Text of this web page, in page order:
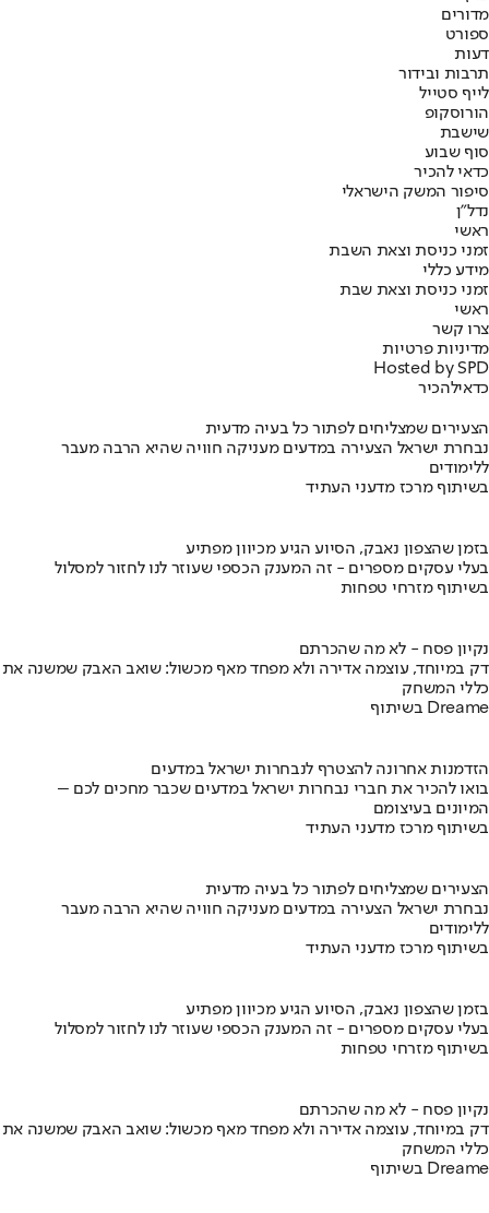
מדורים
ספורט
דעות
תרבות ובידור
לייף סטייל
הורוסקופ
שישבת
סוף שבוע
כדאי להכיר
סיפור המשק הישראלי
נדל"ן
ראשי
זמני כניסת וצאת השבת
מידע כללי
זמני כניסת וצאת שבת
ראשי
צרו קשר
מדיניות פרטיות
Hosted by SPD
כדאילהכיר
הצעירים שמצליחים לפתור כל בעיה מדעית
נבחרת ישראל הצעירה במדעים מעניקה חוויה שהיא הרבה מעבר
ללימודים
בשיתוף מרכז מדעני העתיד
בזמן שהצפון נאבק, הסיוע הגיע מכיוון מפתיע
בעלי עסקים מספרים - זה המענק הכספי שעוזר לנו לחזור למסלול
בשיתוף מזרחי טפחות
נקיון פסח - לא מה שהכרתם
דק במיוחד, עוצמה אדירה ולא מפחד מאף מכשול: שואב האבק שמשנה את
כללי המשחק
בשיתוף Dreame
הזדמנות אחרונה להצטרף לנבחרות ישראל במדעים
בואו להכיר את חברי נבחרות ישראל במדעים שכבר מחכים לכם –
המיונים בעיצומם
בשיתוף מרכז מדעני העתיד
הצעירים שמצליחים לפתור כל בעיה מדעית
נבחרת ישראל הצעירה במדעים מעניקה חוויה שהיא הרבה מעבר
ללימודים
בשיתוף מרכז מדעני העתיד
בזמן שהצפון נאבק, הסיוע הגיע מכיוון מפתיע
בעלי עסקים מספרים - זה המענק הכספי שעוזר לנו לחזור למסלול
בשיתוף מזרחי טפחות
נקיון פסח - לא מה שהכרתם
דק במיוחד, עוצמה אדירה ולא מפחד מאף מכשול: שואב האבק שמשנה את
כללי המשחק
בשיתוף Dreame